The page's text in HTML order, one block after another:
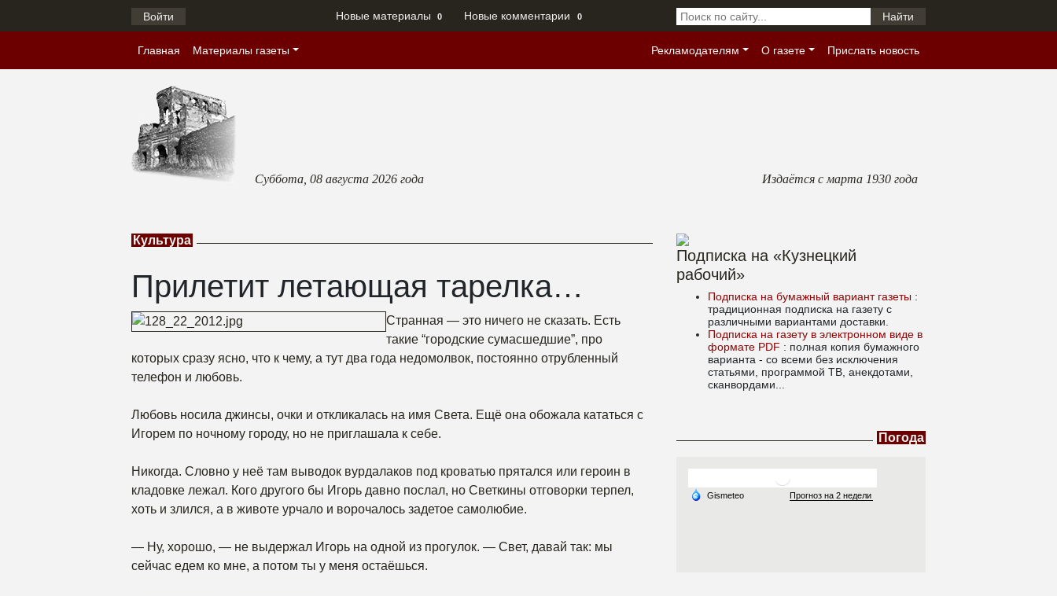
Войти Новые материалы 0 Новые комментарии 0
Главная Материалы газеты Рекламодателям О газете Прислать новость
Суббота, 08 августа 2026 года Издаётся с марта 1930 года
Культура
Прилетит летающая тарелка…
Странная — это ничего не сказать. Есть
такие “городские сумасшедшие”, про
которых сразу ясно, что к чему, а тут два года недомолвок, постоянно отрубленный
телефон и любовь.
Любовь носила джинсы, очки и откликалась на имя Света. Ещё она обожала кататься с
Игорем по ночному городу, но не приглашала к себе.
Никогда. Словно у неё там выводок вурдалаков под кроватью прятался или героин в
кладовке лежал. Кого другого бы Игорь давно послал, но Светкины отговорки терпел,
хоть и злился, а в животе урчало и ворочалось задетое самолюбие.
— Ну, хорошо, — не выдержал Игорь на одной из прогулок. — Свет, давай так: мы
сейчас едем ко мне, а потом ты у меня остаёшься.
Подписка на «Кузнецкий
рабочий»
Подписка на бумажный вариант газеты :
традиционная подписка на газету с
различными вариантами доставки.
Подписка на газету в электронном виде в
формате PDF : полная копия бумажного
варианта - со всеми без исключения
статьями, программой ТВ, анекдотами,
сканвордами...
Погода